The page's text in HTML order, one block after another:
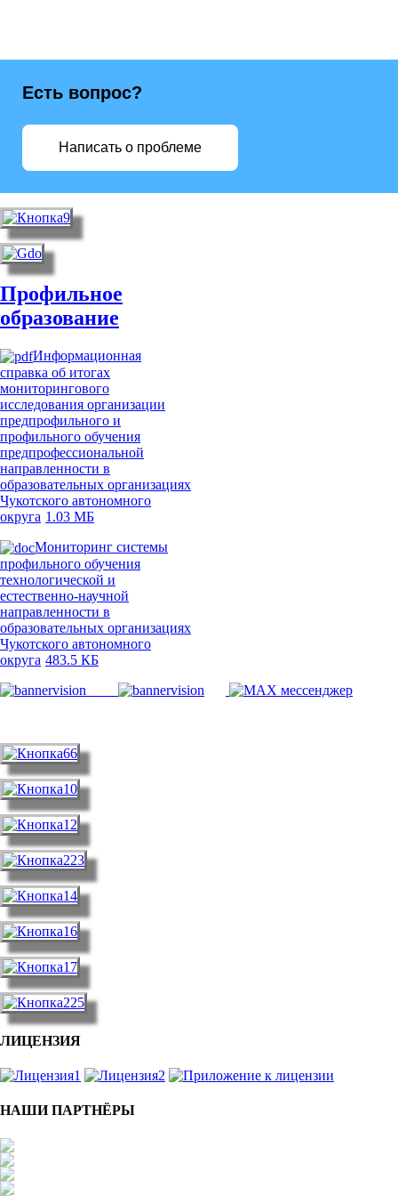
Есть вопрос?
Написать о проблеме
Профильное
образование
Информационная
справка об итогах
мониторингового
исследования организации
предпрофильного и
профильного обучения
предпрофессиональной
направленности в
образовательных организациях
Чукотского автономного
округа 1.03 МБ
Мониторинг системы
профильного обучения
технологической и
естественно-научной
направленности в
образовательных организациях
Чукотского автономного
округа 483.5 КБ
ЛИЦЕНЗИЯ
НАШИ ПАРТНЁРЫ